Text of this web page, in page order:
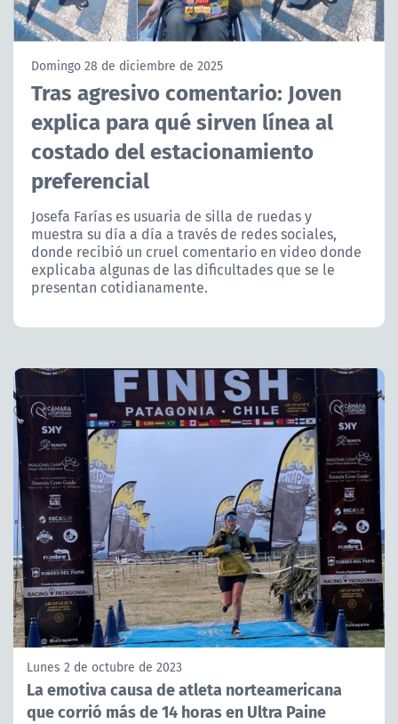
NTV
ACTUALIDAD Y TENDENCIAS
CORPORATIVO Y TRANSPARENCIA
CANAL DE DENUNCIAS
ÁREA DE PROYECTOS
Domingo 28 de diciembre de 2025
Tras agresivo comentario: Joven
explica para qué sirven línea al
costado del estacionamiento
preferencial
Josefa Farías es usuaria de silla de ruedas y
muestra su día a día a través de redes sociales,
donde recibió un cruel comentario en video donde
explicaba algunas de las dificultades que se le
presentan cotidianamente.
Lunes 2 de octubre de 2023
La emotiva causa de atleta norteamericana
que corrió más de 14 horas en Ultra Paine